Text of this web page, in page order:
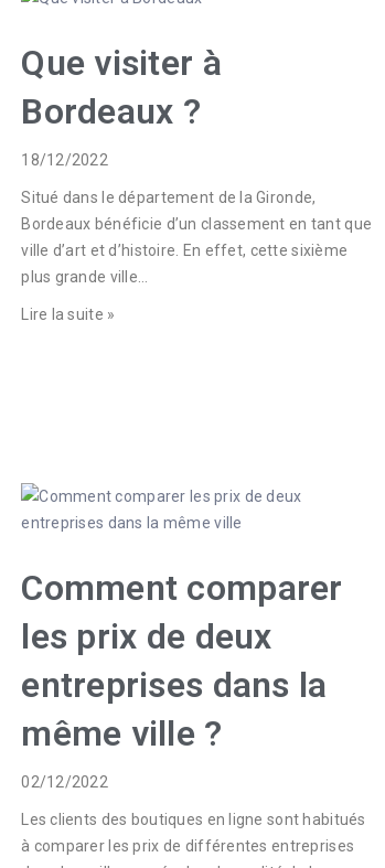
Que visiter à
Bordeaux ?
18/12/2022
Situé dans le département de la Gironde,
Bordeaux bénéficie d’un classement en tant que
ville d’art et d’histoire. En effet, cette sixième
plus grande ville…
Lire la suite »
Comment comparer
les prix de deux
entreprises dans la
même ville ?
02/12/2022
Les clients des boutiques en ligne sont habitués
à comparer les prix de différentes entreprises